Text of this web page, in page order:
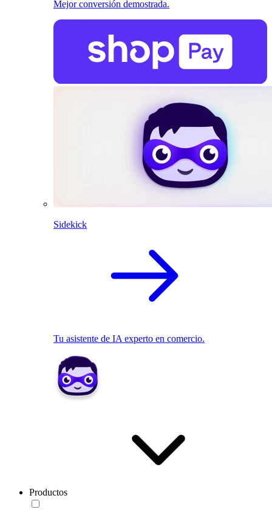
Mejor conversión demostrada.
Sidekick
Tu asistente de IA experto en comercio.
Productos